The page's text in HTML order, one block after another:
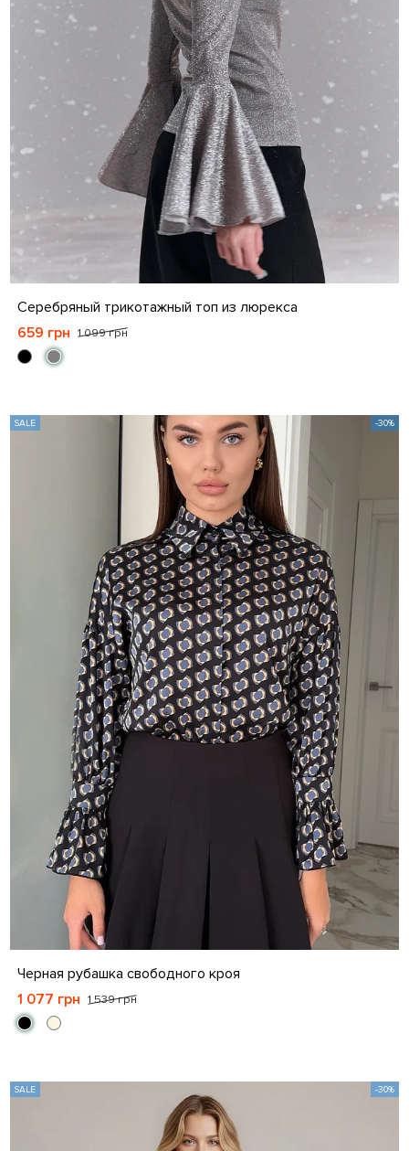
S M L XL
Серебряный трикотажный топ из люрекса
1 099 грн
659 грн
S M L XL
Черная рубашка свободного кроя
1 539 грн
1 077 грн